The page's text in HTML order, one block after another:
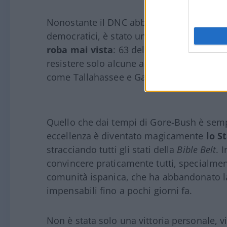
Nonostante il DNC abbia speso una
democratici, è stato un bagno di sangue.
roba mai vista: 63 delle 67 contee sono
resistere solo alcune aree urbane come
come Tallahassee e Gainesville.
Quello che dai tempi di Gore-Bush è
eccellenza è diventato magicamente lo
stracciando tutti gli stati della Bible Belt.
convincere praticamente tutti,
comunità ispanica, che ha abbandonato
impensabili fino a pochi giorni fa.
Non è stata solo una vittoria personale,